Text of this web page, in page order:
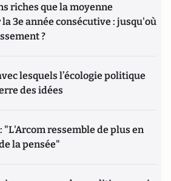
riches que la moyenne
3e année consécutive : jusqu'où
?
lesquels l’écologie politique
des idées
"L'Arcom ressemble de plus en
la pensée"